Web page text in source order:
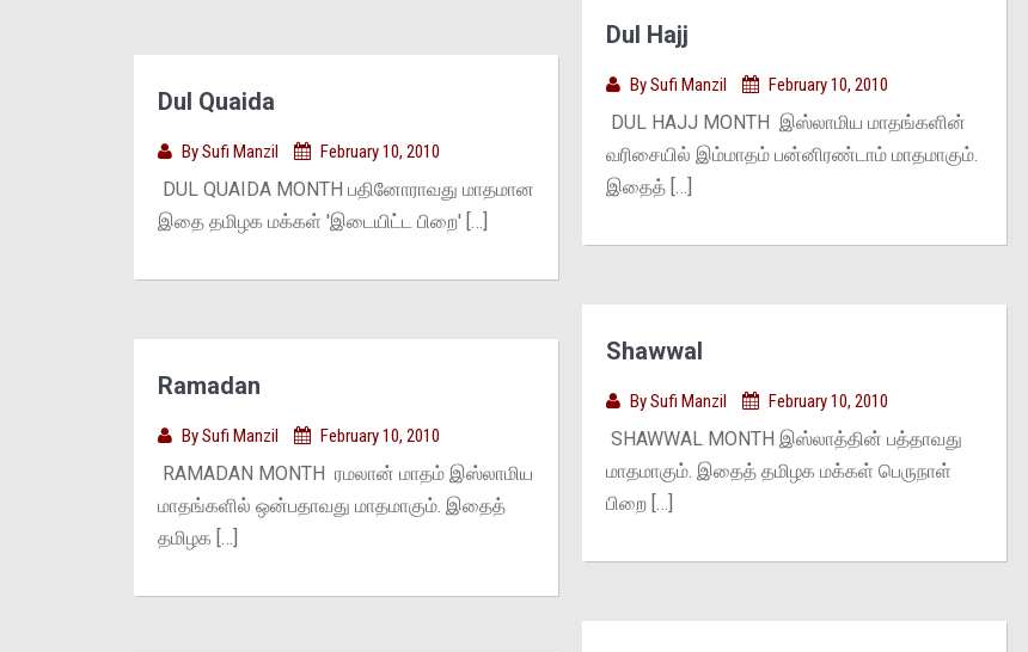
Dul Hajj
BySufi Manzil February 10, 2010
DUL HAJJ MONTH இஸ்லாமிய மாதங்களின்
வரிசையில் இம்மாதம் பன்னிரண்டாம் மாதமாகும்.
இதைத் […]
Dul Quaida
BySufi Manzil February 10, 2010
DUL QUAIDA MONTH பதினோராவது மாதமான
இதை தமிழக மக்கள் 'இடையிட்ட பிறை' […]
Shawwal
BySufi Manzil February 10, 2010
SHAWWAL MONTH இஸ்லாத்தின் பத்தாவது
மாதமாகும். இதைத் தமிழக மக்கள் பெருநாள்
பிறை […]
Ramadan
BySufi Manzil February 10, 2010
RAMADAN MONTH ரமலான் மாதம் இஸ்லாமிய
மாதங்களில் ஒன்பதாவது மாதமாகும். இதைத்
தமிழக […]